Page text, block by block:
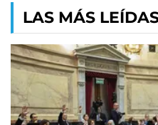
LAS MÁS